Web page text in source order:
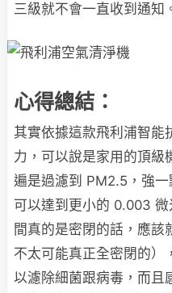
三級就不會一直收到通知
心得總結：
其實依據這款飛利浦智能
力，可以說是家用的頂級
遍是過濾到 PM2.5，強
可以達到更小的 0.003
間真的是密閉的話，應該
不太可能真正全密閉的）
以濾除細菌跟病毒，而且